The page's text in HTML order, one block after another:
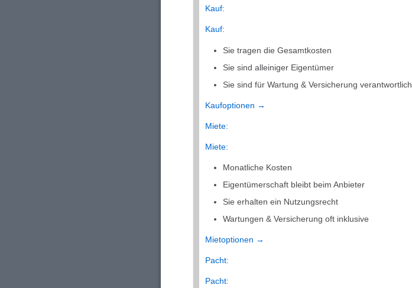
Kauf:
Kauf:
Sie tragen die Gesamtkosten
Sie sind alleiniger Eigentümer
Sie sind für Wartung & Versicherung verantwortlich
Kaufoptionen →
Miete:
Miete:
Monatliche Kosten
Eigentümerschaft bleibt beim Anbieter
Sie erhalten ein Nutzungsrecht
Wartungen & Versicherung oft inklusive
Mietoptionen →
Pacht:
Pacht: